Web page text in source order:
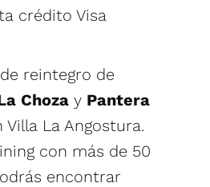
crédito Visa
reintegro de
Choza y Pantera
Villa La Angostura.
con más de 50
encontrar